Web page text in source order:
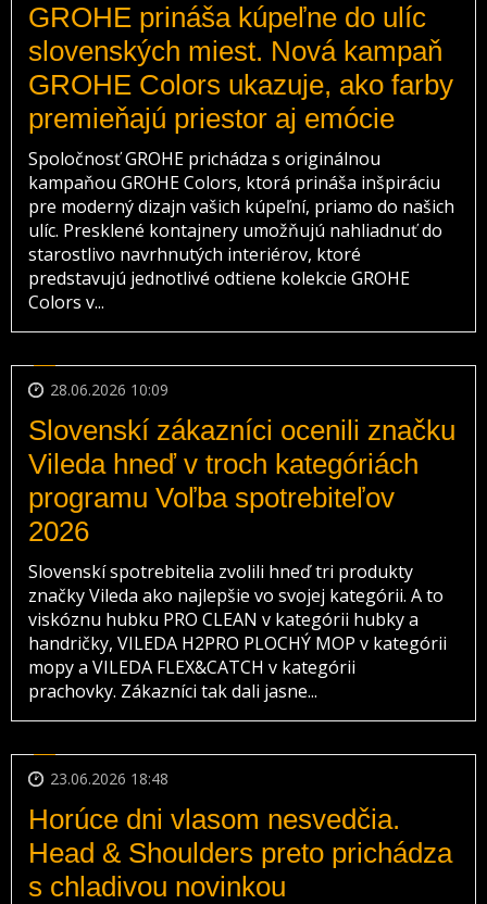
GROHE prináša kúpeľne do ulíc
slovenských miest. Nová kampaň
GROHE Colors ukazuje, ako farby
premieňajú priestor aj emócie
Spoločnosť GROHE prichádza s originálnou
kampaňou GROHE Colors, ktorá prináša inšpiráciu
pre moderný dizajn vašich kúpeľní, priamo do našich
ulíc. Presklené kontajnery umožňujú nahliadnuť do
starostlivo navrhnutých interiérov, ktoré
predstavujú jednotlivé odtiene kolekcie GROHE
Colors v...
28.06.2026 10:09
Slovenskí zákazníci ocenili značku
Vileda hneď v troch kategóriách
programu Voľba spotrebiteľov
2026
Slovenskí spotrebitelia zvolili hneď tri produkty
značky Vileda ako najlepšie vo svojej kategórii. A to
viskóznu hubku PRO CLEAN v kategórii hubky a
handričky, VILEDA H2PRO PLOCHÝ MOP v kategórii
mopy a VILEDA FLEX&CATCH v kategórii
prachovky. Zákazníci tak dali jasne...
23.06.2026 18:48
Horúce dni vlasom nesvedčia.
Head & Shoulders preto prichádza
s chladivou novinkou